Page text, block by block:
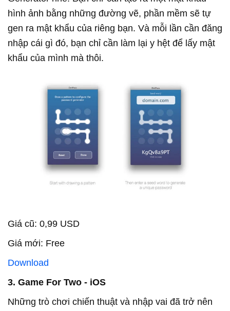
hình ảnh bằng những đường vẽ, phần mềm sẽ tự
gen ra mật khẩu của riêng bạn. Và mỗi lần cần đăng
nhập cái gì đó, bạn chỉ cần làm lại y hệt để lấy mật
khẩu của mình mà thôi.
Giá cũ: 0,99 USD
Giá mới: Free
Download
3. Game For Two - iOS
Những trò chơi chiến thuật và nhập vai đã trở nên